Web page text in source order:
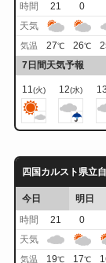
時間
21 0
天気
気温 27℃ 26℃
7日間天気予報
11(火) 12(水) 13
四国カルスト県立
今日 明日
時間
21 0
天気
気温 19℃ 17℃